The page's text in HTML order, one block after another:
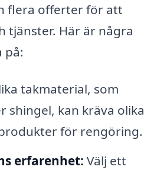
flera offerter för att
tjänster. Här är några
på:
takmaterial, som
shingel, kan kräva olika
för rengöring.
erfarenhet: Välj ett